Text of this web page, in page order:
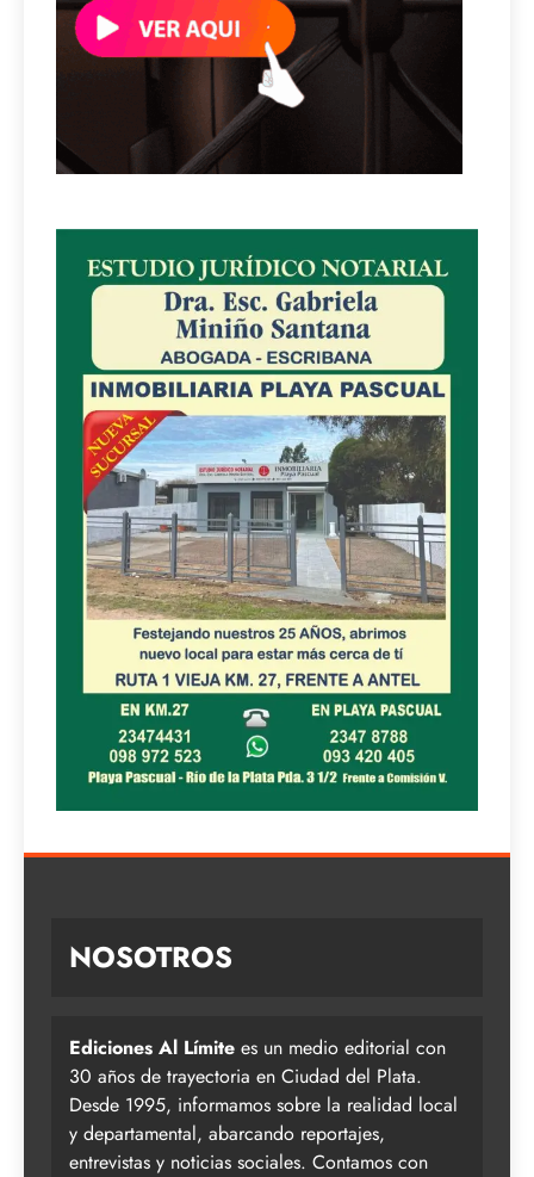
NOSOTROS
Ediciones Al Límite es un medio editorial con
30 años de trayectoria en Ciudad del Plata.
Desde 1995, informamos sobre la realidad local
y departamental, abarcando reportajes,
entrevistas y noticias sociales. Contamos con